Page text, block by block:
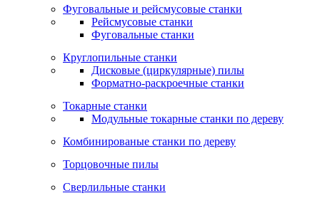
Фуговальные и рейсмусовые станки
Рейсмусовые станки
Фуговальные станки
Круглопильные станки
Дисковые (циркулярные) пилы
Форматно-раскроечные станки
Токарные станки
Модульные токарные станки по дереву
Комбинированые станки по дереву
Торцовочные пилы
Сверлильные станки